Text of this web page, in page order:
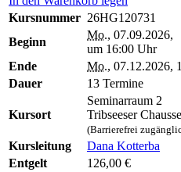
Kursnummer 26HG120731
Beginn
Mo., 07.09.2026,
um 16:00 Uhr
Ende
Mo., 07.12.2026,
Dauer
13 Termine
Kursort
Seminarraum 2
Tribseeser
(Barrierefrei
Kursleitung
Dana Kotterba
Entgelt
126,00 €